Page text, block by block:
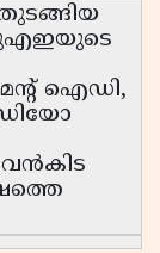
ഐഡി,
വൻകിട